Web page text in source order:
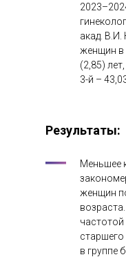
Результаты:
Меньшее
женщин
частотой
старшего
в группе
акад. В.И.
женщин в
(2,85)
3-й –